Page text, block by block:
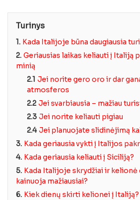
Turinys
1. Kada Italijoje būna daugiausia
2. Geriausias laikas keliauti į Italiją
minią
2.1 Jei norite gero oro ir dar
atmosferos
2.2 Jei svarbiausia – mažiau
2.3 Jei norite keliauti pigiau
2.4 Jei planuojate slidinėjimą
3. Kada geriausia vykti į Italijos
4. Kada geriausia keliauti į Siciliją?
5. Kada Italijoje skrydžiai ir kelionė
kainuoja mažiausiai?
6. Kiek dienų skirti kelionei į Italiją?